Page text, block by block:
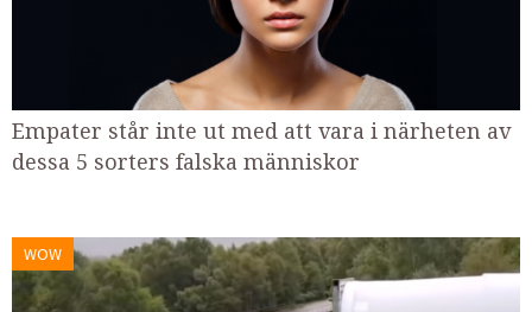
Empater står inte ut med att vara i närheten av
dessa 5 sorters falska människor
WOW